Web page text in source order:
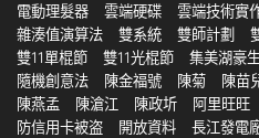
電動理髮器
雲端硬碟 雲端技術實
雜湊值演算法
雙系統 雙師計劃
雙11單棍節
雙11光棍節 集美湖豪
隨機創意法
陳金福號 陳菊 陳苗
陳燕孟
陳滄江 陳政圻 阿里旺旺
防信用卡被盗
開放資料 長江發電